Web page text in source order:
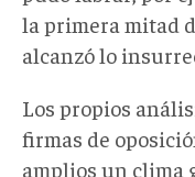
la primera mitad
alcanzó lo
Los propios
firmas de
amplios un clima